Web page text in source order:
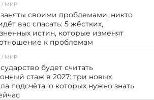
/ МИР
своими проблемами, никто
вас спасать: 5 жёстких,
истин, которые изменят
к проблемам
/ МИР
будет считать
стаж в 2027: три новых
подсчёта, о которых нужно знать